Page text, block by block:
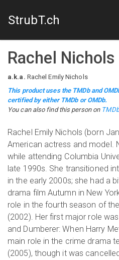
StrubT.ch
Rachel Nichols
a.k.a. Rachel Emily Nichols
This product uses the TMDb and
certified by either TMDb or OMDb.
You can also find this person on
Rachel Emily Nichols (born
American actress and model.
while attending Columbia
late 1990s. She transitioned
in the early 2000s; she had a
drama film Autumn in New
role in the fourth season of
(2002). Her first major role
and Dumberer: When Harry
main role in the crime drama
(2005), though it was